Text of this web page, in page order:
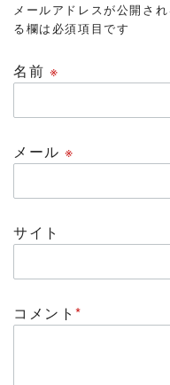
メールアドレスが公開さ
る欄は必須項目です
名前 ※
メール※
サイト
コメント*